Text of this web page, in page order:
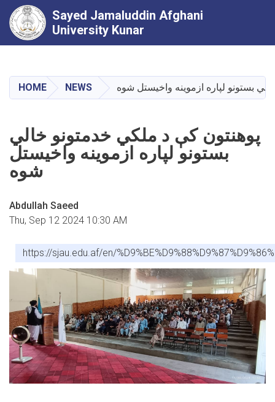
main
content
Sayed Jamaluddin Afghani
University Kunar
HOME NEWS بستونو لپاره ازموینه واخیستل شوه
پوهنتون کې د ملکي خدمتونو خالي
بستونو لپاره ازموینه واخیستل
شوه
Abdullah Saeed
Thu, Sep 12 2024 10:30 AM
https://sjau.edu.af/en/